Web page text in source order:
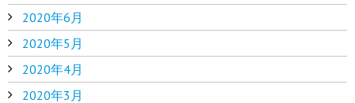
2020年6月
2020年5月
2020年4月
2020年3月